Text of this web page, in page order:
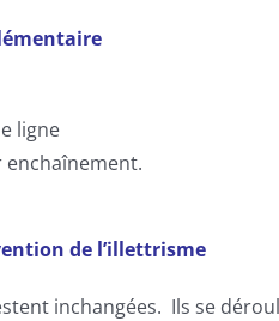
ligne
de l’illettrisme
inchangées. Ils se